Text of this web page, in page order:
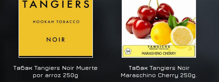
Табак Tangiers Noir Muerte
por arroz 250g
Табак Tangiers Noir
Maraschino Cherry 250g.